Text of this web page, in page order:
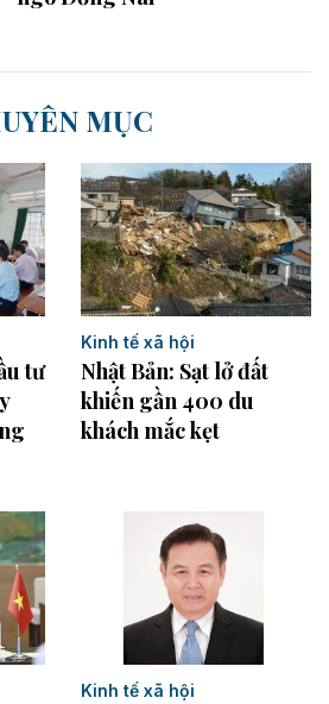
MỤC
tư
Kinh tế xã hội
Nhật Bản: Sạt lở đất
khiến gần 400 du
khách mắc kẹt
Kinh tế xã hội